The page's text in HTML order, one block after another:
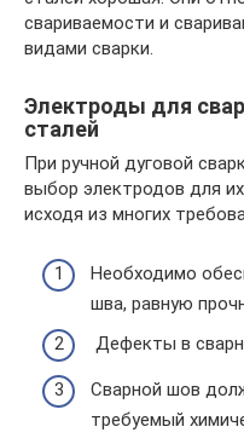
свариваемости и
видами сварки.
Электроды для
сталей
При ручной дуговой
выбор электродов для
исходя из многих
Необходимо
шва, равную
Дефекты в
Сварной шов
требуемый